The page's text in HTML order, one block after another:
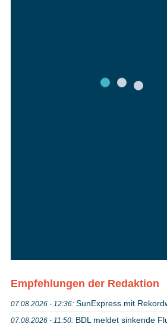
Empfehlungen der Redaktion
07.08.2026 - 12:36: SunExpress mit
07.08.2026 - 11:50: BDL meldet sinkende